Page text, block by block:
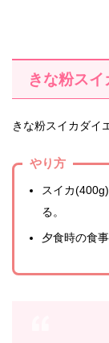
きな粉ス
きな粉スイカダイ
やり方
スイカ
る。
夕食時の食